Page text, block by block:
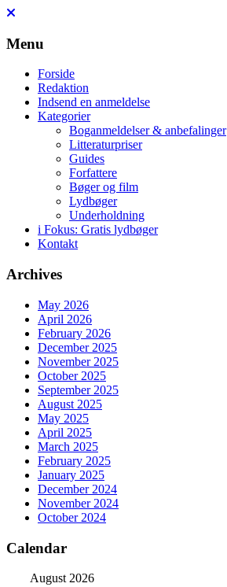
Skip
content
Menu
Forside
Redaktion
Indsend en anmeldelse
Kategorier
Boganmeldelser & anbefalinger
Litteraturpriser
Guides
Forfattere
Bøger og film
Lydbøger
Underholdning
i Fokus: Gratis lydbøger
Kontakt
Archives
May 2026
April 2026
February 2026
December 2025
November 2025
October 2025
September 2025
August 2025
May 2025
April 2025
March 2025
February 2025
January 2025
December 2024
November 2024
October 2024
Calendar
August 2026